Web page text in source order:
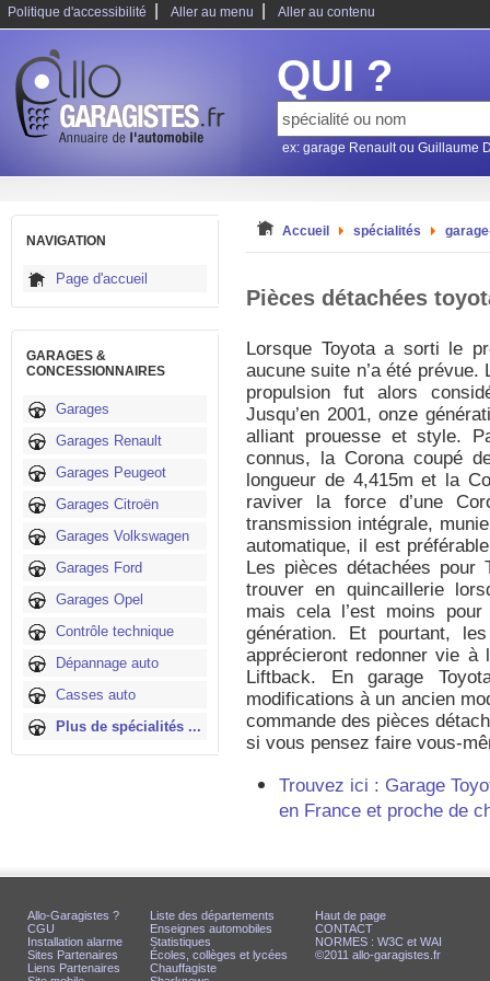
Politique d'accessibilité Aller au menu Aller au contenu
QUI ?
ex: garage Renault ou Guillaume
NAVIGATION
Page d'accueil
GARAGES &
CONCESSIONNAIRES
Garages
Garages Renault
Garages Peugeot
Garages Citroën
Garages Volkswagen
Garages Ford
Garages Opel
Contrôle technique
Dépannage auto
Casses auto
Plus de spécialités ...
Accueil spécialités
Pièces détachées
Lorsque Toyota a sorti le
aucune suite n’a été
propulsion fut alors
Jusqu’en 2001, onze
alliant prouesse et style.
connus, la Corona coupé
longueur de 4,415m et la
raviver la force d’une
transmission intégrale,
automatique, il est
Les pièces détachées pour
trouver en quincaillerie
mais cela l’est moins
génération. Et pourtant,
apprécieront redonner vie
Liftback. En garage
modifications à un ancien
commande des pièces
si vous pensez faire vous-
Trouvez ici : Garage
en France et proche de
Allo-Garagistes ?
CGU
Installation alarme
Sites Partenaires
Liens Partenaires
Liste des départements
Enseignes automobiles
Statistiques
Écoles, collèges et lycées
Chauffagiste
Haut de page
CONTACT
NORMES : W3C et WAI
©2011 allo-garagistes.fr